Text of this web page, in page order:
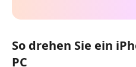
So drehen Sie ein
PC